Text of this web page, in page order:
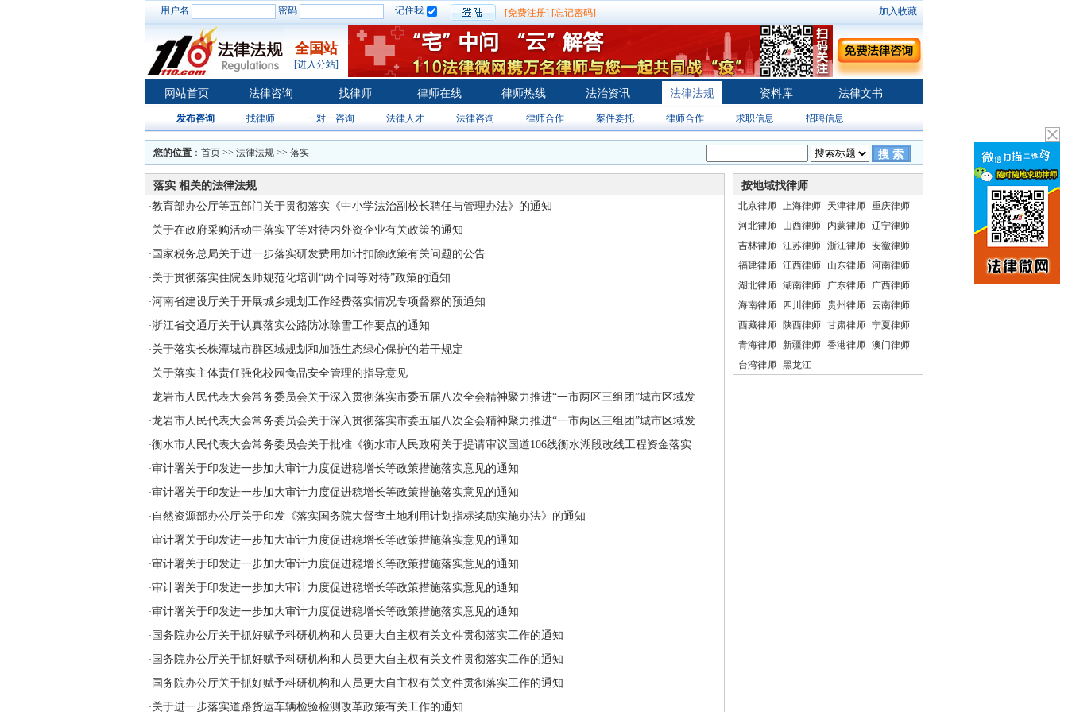
用户名 密码 记住我 [免费注册] [忘记密码] 加入收藏
全国站
[进入分站]
网站首页 法律咨询 找律师 律师在线 律师热线 法治资讯 法律法规 资料库 法律文书
发布咨询 找律师 一对一咨询 法律人才 法律咨询 律师合作 案件委托 律师合作 求职信息 招聘信息
搜 索
您的位置 ： 首页 >> 法律法规 >> 落实
落实 相关的法律法规
·教育部办公厅等五部门关于贯彻落实《中小学法治副校长聘任与管理办法》的通知
·关于在政府采购活动中落实平等对待内外资企业有关政策的通知
· 国家税务总局关于进一步落实研发费用加计扣除政策有关问题的公告
·关于贯彻落实住院医师规范化培训“两个同等对待”政策的通知
·河南省建设厅关于开展城乡规划工作经费落实情况专项督察的预通知
·浙江省交通厅关于认真落实公路防冰除雪工作要点的通知
·关于落实长株潭城市群区域规划和加强生态绿心保护的若干规定
·关于落实主体责任强化校园食品安全管理的指导意见
·龙岩市人民代表大会常务委员会关于深入贯彻落实市委五届八次全会精神聚力推进“一市两区三组团”城市区域发
·龙岩市人民代表大会常务委员会关于深入贯彻落实市委五届八次全会精神聚力推进“一市两区三组团”城市区域发
·衡水市人民代表大会常务委员会关于批准《衡水市人民政府关于提请审议国道106线衡水湖段改线工程资金落实
·审计署关于印发进一步加大审计力度促进稳增长等政策措施落实意见的通知
·审计署关于印发进一步加大审计力度促进稳增长等政策措施落实意见的通知
· 自然资源部办公厅关于印发《落实国务院大督查土地利用计划指标奖励实施办法》的通知
·审计署关于印发进一步加大审计力度促进稳增长等政策措施落实意见的通知
·审计署关于印发进一步加大审计力度促进稳增长等政策措施落实意见的通知
·审计署关于印发进一步加大审计力度促进稳增长等政策措施落实意见的通知
·审计署关于印发进一步加大审计力度促进稳增长等政策措施落实意见的通知
· 国务院办公厅关于抓好赋予科研机构和人员更大自主权有关文件贯彻落实工作的通知
· 国务院办公厅关于抓好赋予科研机构和人员更大自主权有关文件贯彻落实工作的通知
· 国务院办公厅关于抓好赋予科研机构和人员更大自主权有关文件贯彻落实工作的通知
·关于进一步落实道路货运车辆检验检测改革政策有关工作的通知
按地域找律师
北京律师 上海律师 天津律师 重庆律师
河北律师
山西律师 内蒙律师 辽宁律师
吉林律师 江苏律师 浙江律师 安徽律师
福建律师 江西律师 山东律师 河南律师
湖北律师 湖南律师 广东律师
广西律师
海南律师
四川律师 贵州律师 云南律师
西藏律师
陕西律师 甘肃律师 宁夏律师
青海律师 新疆律师 香港律师 澳门律师
台湾律师 黑龙江